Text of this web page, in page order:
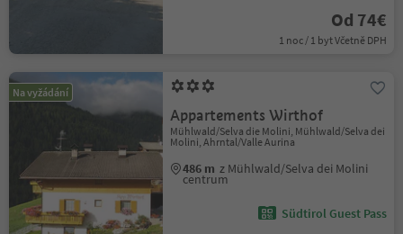
Od 74€
1 noc / 1 byt Včetně DPH
Na vyžádání
Appartements Wirthof
Mühlwald/Selva die Molini, Mühlwald/Selva dei
Molini, Ahrntal/Valle Aurina
486 m z Mühlwald/Selva dei Molini
centrum
Südtirol Guest Pass